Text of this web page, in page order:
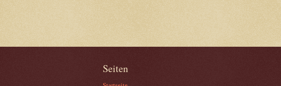
Seiten